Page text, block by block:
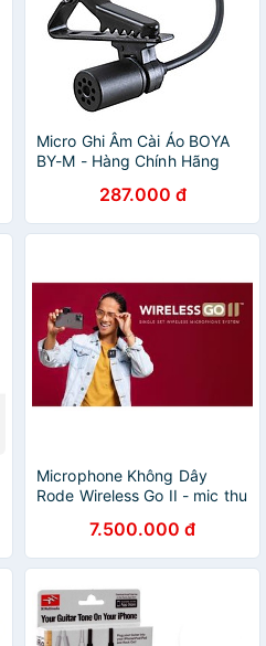
Micro Ghi Âm Cài Áo BOYA
BY-M - Hàng Chính Hãng
287.000 đ
Microphone Không Dây
Rode Wireless Go II - mic thu
7.500.000 đ